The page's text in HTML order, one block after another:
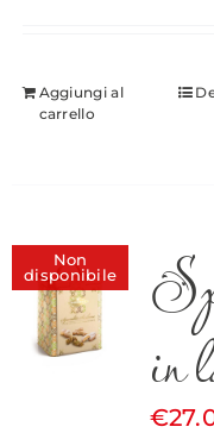
Aggiungi al
carrello
Non
disponibile
in
€